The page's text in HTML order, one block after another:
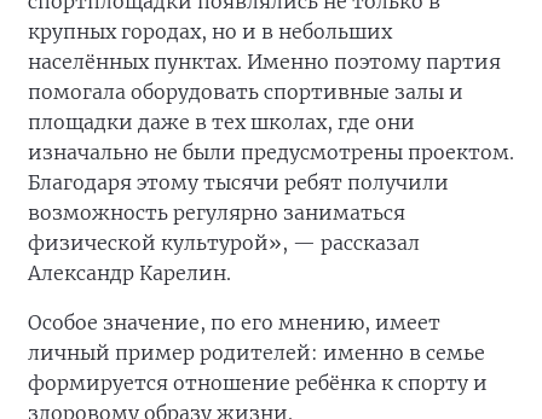
крупных городах, но и в небольших
населённых пунктах. Именно поэтому партия
помогала оборудовать спортивные залы и
площадки даже в тех школах, где они
изначально не были предусмотрены проектом.
Благодаря этому тысячи ребят получили
возможность регулярно заниматься
физической культурой», — рассказал
Александр Карелин.
Особое значение, по его мнению, имеет
личный пример родителей: именно в семье
формируется отношение ребёнка к спорту и
здоровому образу жизни.